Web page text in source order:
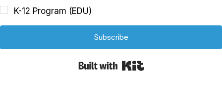
K-12 Program (EDU)
Subscribe